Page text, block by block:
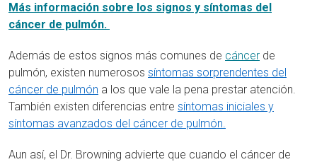
Más información sobre los signos y síntomas del
cáncer de pulmón.
Además de estos signos más comunes de cáncer de
pulmón, existen numerosos síntomas sorprendentes del
cáncer de pulmón a los que vale la pena prestar atención.
También existen diferencias entre síntomas iniciales y
síntomas avanzados del cáncer de pulmón.
Aun así, el Dr. Browning advierte que cuando el cáncer de